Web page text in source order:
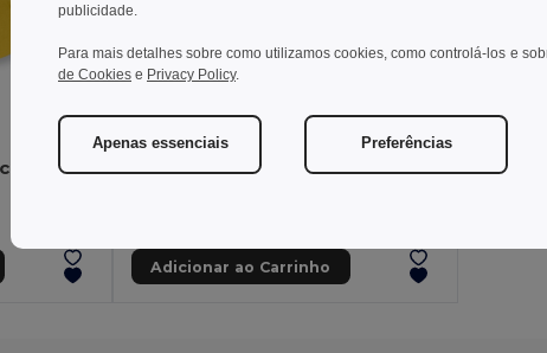
Chinelos confortáveis com sola em PE e tira em PVC Chinelos confortáveis com sola em PE e tira em PVC
Adicionar ao Carrinho
publicidade.
Para mais detalhes sobre como utilizamos cookies, como controlá-los e
de Cookies e Privacy Policy.
Apenas essenciais Preferências